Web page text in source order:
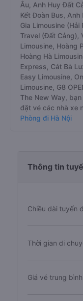
Âu, Anh Huy Đất
Kết Đoàn Bus, Anh
Gia Limousine
Travel (Đất Cảng),
Limousine, Hoàng
Hoàng Hà
Express, Cát Bà
Easy Limousine,
Limousine, G8
The New Way,
đặt vé các nhà xe
Phòng đi Hà Nội
Thông tin
Chiều dài tuyến
Thời gian di
Giá vé trung bình